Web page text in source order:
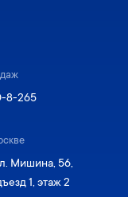
8-265
Мишина, 56,
1, этаж 2